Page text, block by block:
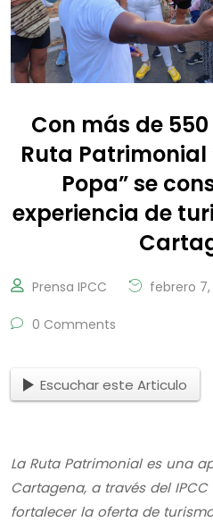
Con más de
Ruta Patrimonial
Popa” se
experiencia de
Prensa IPCC febrero 7,
0 Comments
Escuchar este Articulo
La Ruta Patrimonial es una
Cartagena, a través del
fortalecer la oferta de